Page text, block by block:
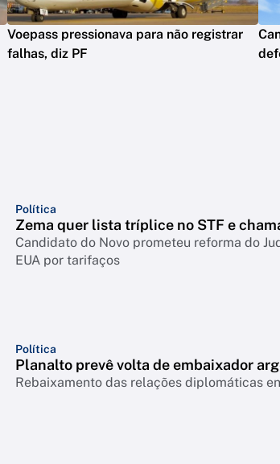
Voepass pressionava para não registrar
falhas, diz PF
Política
Zema quer lista tríplice no STF e
Candidato do Novo prometeu reforma do
EUA por tarifaços
Política
Planalto prevê volta de embaixador
Rebaixamento das relações diplomáticas